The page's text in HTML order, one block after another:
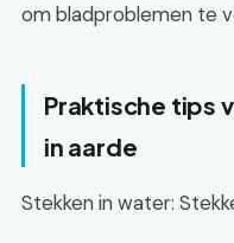
om bladproblemen te
Praktische tips
in aarde
Stekken in water: